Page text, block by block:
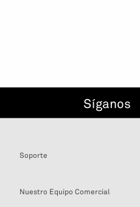
Síganos
Soporte
Nuestro Equipo Comercial